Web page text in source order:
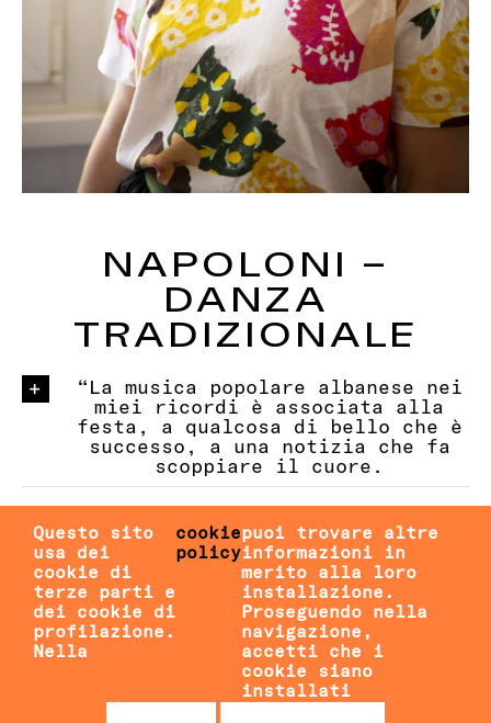
NAPOLONI –
DANZA
TRADIZIONALE
“La musica popolare albanese nei
miei ricordi è associata alla
festa, a qualcosa di bello che è
successo, a una notizia che fa
scoppiare il cuore.
I BALCANI NEGLI ARTICOLI DI GIULIA
UBALDI
1– 3–4–5
LABORATORIO DI ANTROPOLOGIA DEL CIBO
– copyright 2026 Giulia Ubaldi –
Questo sito
usa dei
cookie di
terze parti e
dei cookie di
profilazione.
Nella
cookie
policy
puoi trovare altre
informazioni in
merito alla loro
installazione.
Proseguendo nella
navigazione,
accetti che i
cookie siano
installati